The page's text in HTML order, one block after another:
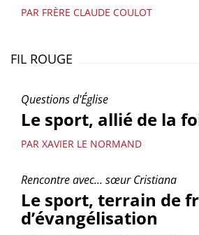
PAR FRÈRE CLAUDE COULOT
FIL ROUGE
Questions d'Église
Le sport, allié de la
PAR XAVIER LE NORMAND
Rencontre avec... sœur Cristiana
Le sport, terrain de
d’évangélisation